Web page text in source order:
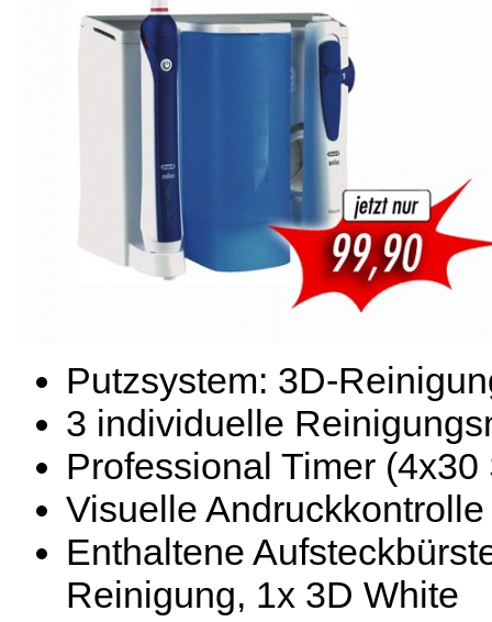
Putzsystem: 3D-
3 individuelle
Professional Timer (4x30
Visuelle Andruckkontrolle
Enthaltene
Reinigung, 1x 3D White